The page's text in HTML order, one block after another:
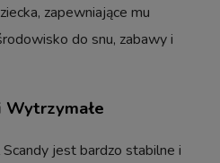
zapewniające mu
do snu, zabawy i
jest bardzo stabilne i